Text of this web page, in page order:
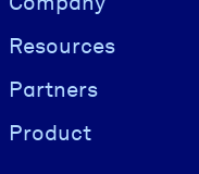
Resources
Partners
Product